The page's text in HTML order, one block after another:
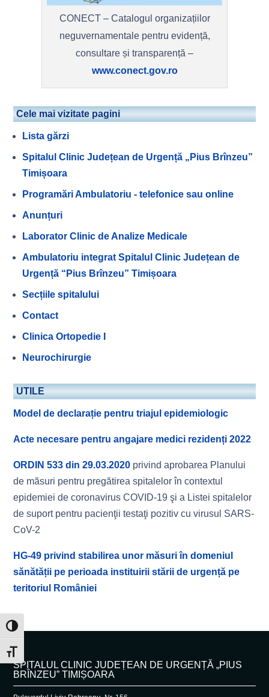
Toggle High Contrast
Toggle Font size
CONECT – Catalogul organizațiilor
neguvernamentale pentru evidență,
consultare și transparență –
www.conect.gov.ro
Cele mai vizitate pagini
Lista gărzi
Spitalul Clinic Județean de Urgență „Pius Brînzeu”
Timișoara
Programări Ambulatoriu - telefonice sau online
Anunțuri
Laborator Clinic de Analize Medicale
Ambulatoriu integrat Spitalul Clinic Județean de
Urgență “Pius Brînzeu” Timișoara
Secțiile spitalului
Contact
Clinica Ortopedie I
Neurochirurgie
UTILE
Model de declarație pentru triajul epidemiologic
Acte necesare pentru angajare medici rezidenți 2022
ORDIN 533 din 29.03.2020 privind aprobarea Planului
de măsuri pentru pregătirea spitalelor în contextul
epidemiei de coronavirus COVID-19 şi a Listei spitalelor
de suport pentru pacienţii testaţi pozitiv cu virusul SARS-
CoV-2
HG-49 privind stabilirea unor măsuri în domeniul
sănătății pe perioada instituirii stării de urgență pe
teritoriul României
SPITALUL CLINIC JUDEȚEAN DE URGENȚĂ „PIUS
BRÎNZEU” TIMIȘOARA